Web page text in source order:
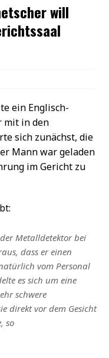
will
ein Englisch-
mit in den
sich zunächst, die
Mann war geladen
im Gericht zu
Metalldetektor bei
dass er einen
vom Personal
es sich um eine
schwere
direkt vor dem Gesicht
so